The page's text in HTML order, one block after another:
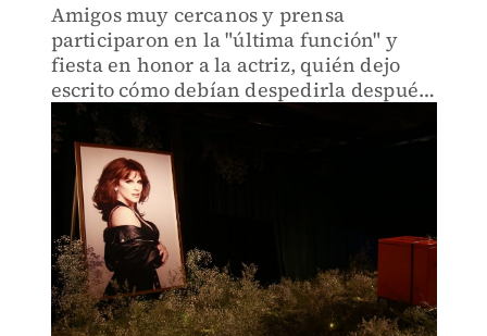
Amigos muy cercanos y prensa
participaron en la "última función" y
fiesta en honor a la actriz, quién dejo
escrito cómo debían despedirla después
de su muerte.